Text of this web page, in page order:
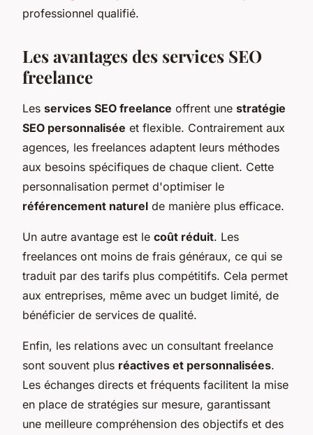
professionnel qualifié.
Les avantages des services SEO
freelance
Les services SEO freelance offrent une stratégie
SEO personnalisée et flexible. Contrairement aux
agences, les freelances adaptent leurs méthodes
aux besoins spécifiques de chaque client. Cette
personnalisation permet d'optimiser le
référencement naturel de manière plus efficace.
Un autre avantage est le coût réduit. Les
freelances ont moins de frais généraux, ce qui se
traduit par des tarifs plus compétitifs. Cela permet
aux entreprises, même avec un budget limité, de
bénéficier de services de qualité.
Enfin, les relations avec un consultant freelance
sont souvent plus réactives et personnalisées.
Les échanges directs et fréquents facilitent la mise
en place de stratégies sur mesure, garantissant
une meilleure compréhension des objectifs et des